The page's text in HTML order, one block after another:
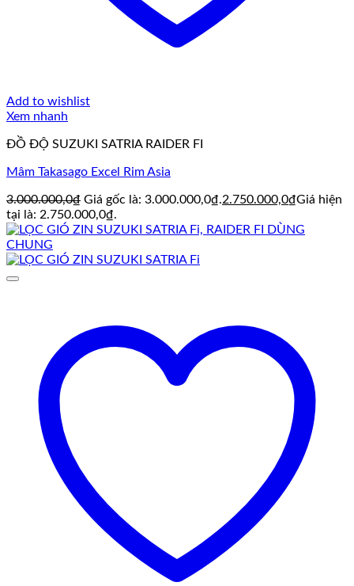
Add to wishlist
Xem nhanh
ĐỒ ĐỘ SUZUKI SATRIA RAIDER FI
Mâm Takasago Excel Rim Asia
3.000.000,0₫ Giá gốc là: 3.000.000,0₫.2.750.000,0₫Giá hiện
tại là: 2.750.000,0₫.